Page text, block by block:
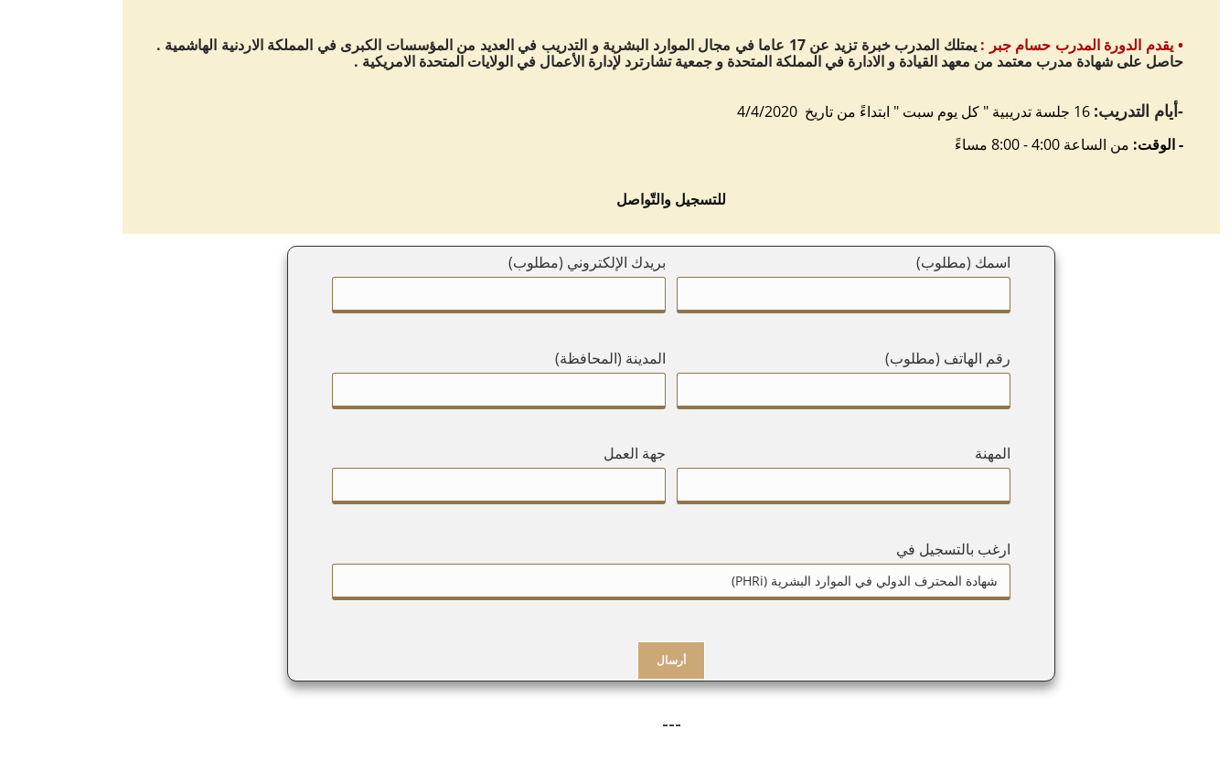
•يقدم الدورة المدرب حسام جبر :
يمتلك المدرب خبرة تزيد عن 17 عاما في مجال الموارد البشرية و التدريب في العديد من المؤسسات الكبرى في المملكة الاردنية الهاشمية .
حاصل على شهادة مدرب معتمد من معهد القيادة و الادارة في المملكة المتحدة و جمعية تشارترد لإدارة الأعمال في الولايات المتحدة الامريكية .
-أيام التدريب: 16 جلسة تدريبية " كل يوم سبت " ابتداءً من تاريخ 4/4/2020
- الوقت: من الساعة 4:00 - 8:00 مساءً
​للتسجيل والتّواصل
اسمك (مطلوب) بريدك الإلكتروني (مطلوب)
رقم الهاتف (مطلوب) المدينة (المحافظة)
المهنة جهة العمل
ارغب بالتسجيل في
---